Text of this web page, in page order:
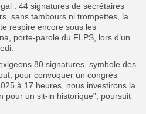
: 44 signatures de secrétaires
sans tambours ni trompettes, la
respire encore sous les
porte-parole du FLPS, lors d’un
80 signatures, symbole des
pour convoquer un congrès
à 17 heures, nous investirons la
pour un sit-in historique”, poursuit